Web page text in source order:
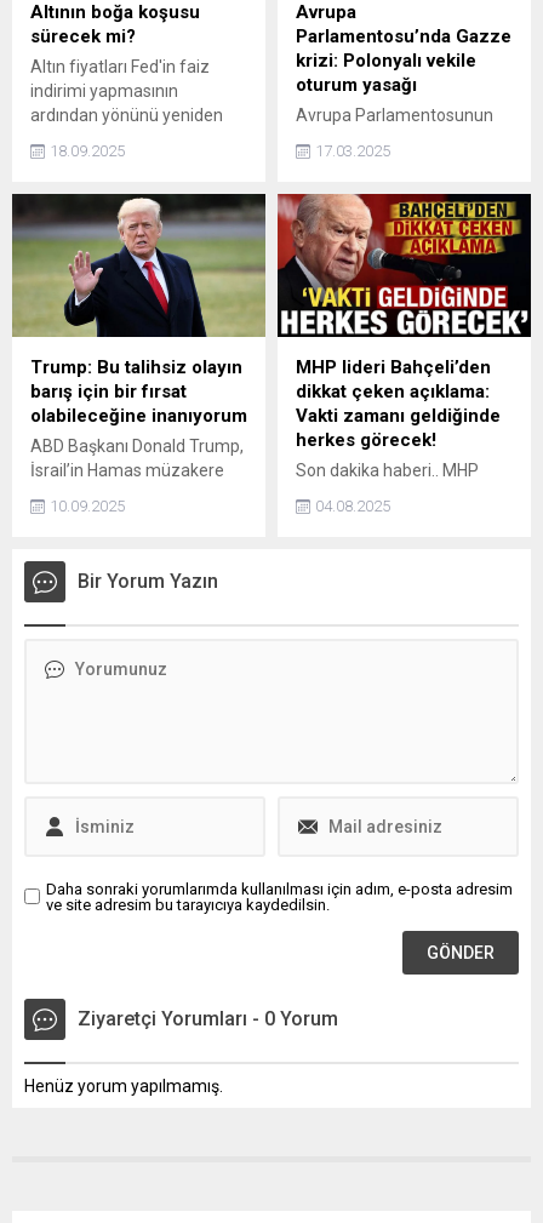
Altının boğa koşusu
sürecek mi?
Altın fiyatları Fed'in faiz
indirimi yapmasının
ardından yönünü yeniden
yukarı çevirdi. Bu yıl yüzde
40'a yakın artan altın
bekleniyor? Analistler altın
fiyatlarına ilişkin
değerlendirmeler yaptı.
18.09.2025
Avrupa
Parlamentosu’nda Gazze
krizi: Polonyalı vekile
oturum yasağı
Avrupa Parlamentosunun
(AP) Polonyalı Milletvekili
Grzegorz Braun, ocak
anma amacıyla yapılan
saygı duruşunu İsrail'in
Gazze'de öldürdüğü
Filistinliler için dua çağrısı
yaparak bozduğu
gerekçesiyle ekim ayına
kadar AP'de düzenlenecek
oturumlara katılımının
yasaklandığını duyurdu.
17.03.2025
Trump: Bu talihsiz olayın
barış için bir fırsat
olabileceğine inanıyorum
ABD Başkanı Donald Trump,
İsrail’in Hamas müzakere
düzenlediği saldırıya ilişkin,
bir fırsat olabileceğine
inanıyorum” dedi.
10.09.2025
MHP lideri Bahçeli’den
dikkat çeken açıklama:
Vakti zamanı geldiğinde
herkes görecek!
Son dakika haberi.. MHP
çeken açıklamalarda
04.08.2025
Bir Yorum Yazın
Daha sonraki yorumlarımda kullanılması için adım, e-posta adresim
ve site adresim bu tarayıcıya kaydedilsin.
Ziyaretçi Yorumları - 0 Yorum
Henüz yorum yapılmamış.